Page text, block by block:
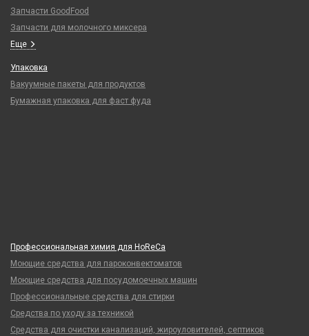
Запчасти GoodFood
Запчасти для молочного миксера
Еще
Упаковка
Вакуумные пакеты для продуктов
Бумажная упаковка для фаст фуда
Профессиональная химия для HoReCa
Моющие средства для пароконвектоматов
Моющие средства для посудомоечных машин
Профессиональные средства для стирки
Средства по уходу за техникой
Средства для очистки канализаций, жироуловителей, септиков